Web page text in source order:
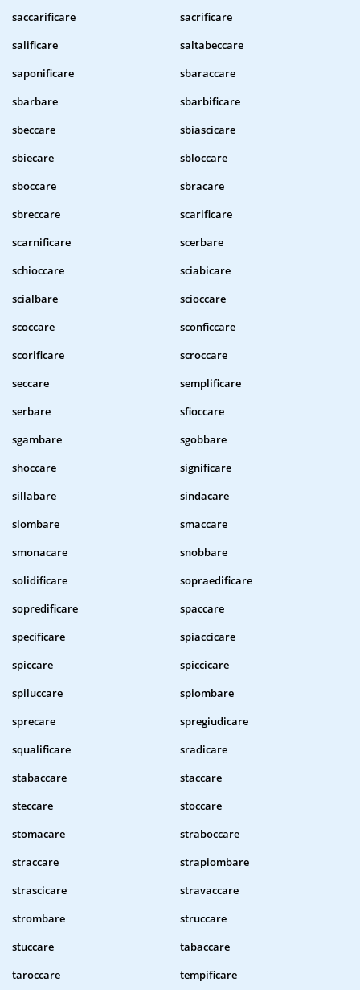
saccarificare
sacrificare
salificare
saltabeccare
saponificare
sbaraccare
sbarbare
sbarbificare
sbeccare
sbiascicare
sbiecare
sbloccare
sboccare
sbracare
sbreccare
scarificare
scarnificare
scerbare
schioccare
sciabicare
scialbare
scioccare
scoccare
sconficcare
scorificare
scroccare
seccare
semplificare
serbare
sfioccare
sgambare
sgobbare
shoccare
significare
sillabare
sindacare
slombare
smaccare
smonacare
snobbare
solidificare
sopraedificare
sopredificare
spaccare
specificare
spiaccicare
spiccare
spiccicare
spiluccare
spiombare
sprecare
spregiudicare
squalificare
sradicare
stabaccare
staccare
steccare
stoccare
stomacare
straboccare
straccare
strapiombare
strascicare
stravaccare
strombare
struccare
stuccare
tabaccare
taroccare
tempificare